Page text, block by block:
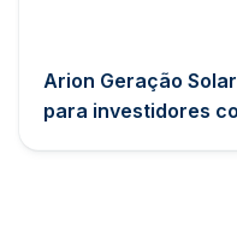
Arion Geração
para investidores